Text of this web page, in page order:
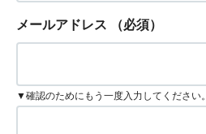
メールアドレス （必須）
▼確認のためにもう一度入力してください。